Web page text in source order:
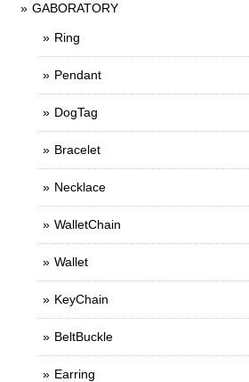
GABORATORY
Ring
Pendant
DogTag
Bracelet
Necklace
WalletChain
Wallet
KeyChain
BeltBuckle
Earring